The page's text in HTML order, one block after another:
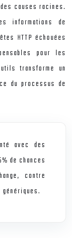
causes racines.
informations de
HTTP échouées
pour les
transforme un
du processus de
avec des
de chances
contre